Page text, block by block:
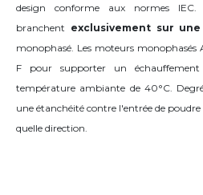
design conforme aux normes IEC.
branchent exclusivement sur
monophasé. Les moteurs monophasés
F pour supporter un
température ambiante de 40°C.
une étanchéité contre l'entrée de
quelle direction.